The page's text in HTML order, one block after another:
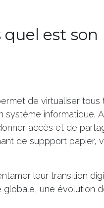
est son
de virtualiser
informatique.
accès et de
de suppport papier,
leur transition
une évolution